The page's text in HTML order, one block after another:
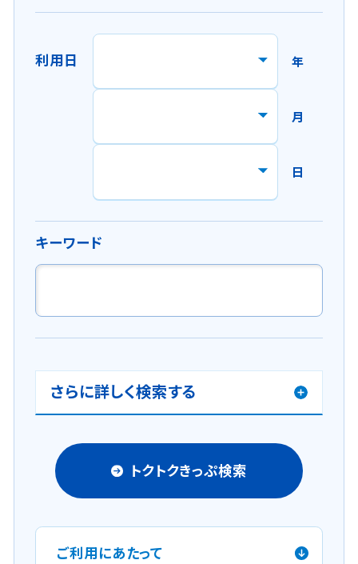
ウ
ン
ド
利用日 年
月
日
キーワード
さらに詳しく検索する
トクトクきっぷ検索
ご利用にあたって